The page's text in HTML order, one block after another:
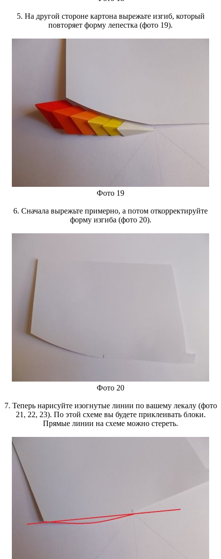
5. На другой стороне картона вырежьте изгиб, который
повторяет форму лепестка (фото 19).
Фото 19
6. Сначала вырежьте примерно, а потом откорректируйте
форму изгиба (фото 20).
Фото 20
7. Теперь нарисуйте изогнутые линии по вашему лекалу (фото
21, 22, 23). По этой схеме вы будете приклеивать блоки.
Прямые линии на схеме можно стереть.